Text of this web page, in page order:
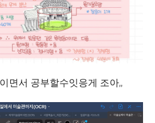
면서 공부할수잇응게 조아,,